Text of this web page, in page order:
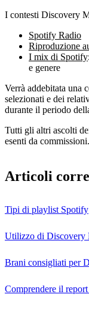
I contesti Discovery
Spotify Radio
Riproduzione
I mix di Spotify
e genere
Verrà addebitata una
selezionati e dei
durante il periodo
Tutti gli altri ascolti
esenti da commissioni.
Articoli
Tipi di playlist Spotify
Utilizzo di Discovery
Brani consigliati per
Comprendere il